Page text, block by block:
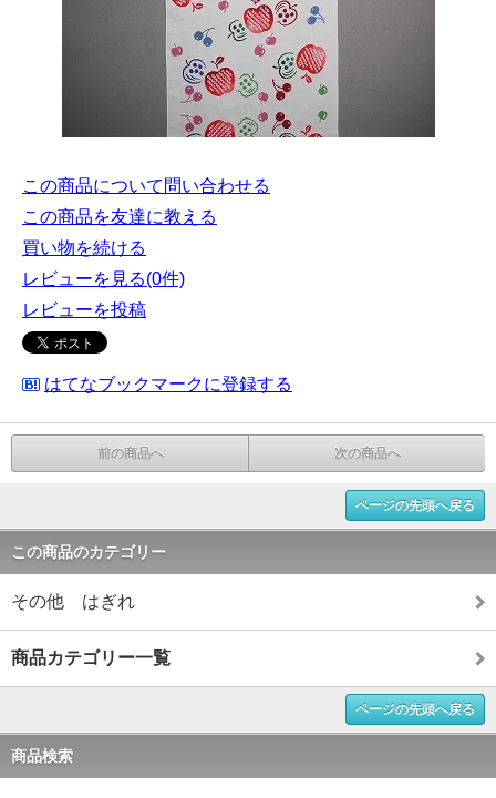
この商品について問い合わせる
この商品を友達に教える
買い物を続ける
レビューを見る(0件)
レビューを投稿
はてなブックマークに登録する
前の商品へ 次の商品へ
ページの先頭へ戻る
この商品のカテゴリー
その他 はぎれ
商品カテゴリー一覧
ページの先頭へ戻る
商品検索